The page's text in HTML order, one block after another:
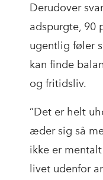
Derudover
adspurgte, 90
ugentlig føler
kan finde
og fritidsliv.
”Det er helt
æder sig så
ikke er
livet udenfor